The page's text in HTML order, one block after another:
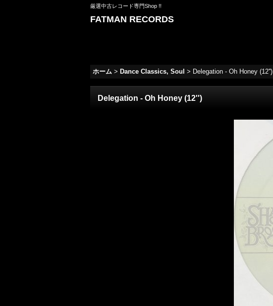
厳選中古レコード専門Shop !!
FATMAN RECORDS
ホーム > Dance Classics, Soul > Delegation - Oh Honey (12'')
Delegation - Oh Honey (12'')